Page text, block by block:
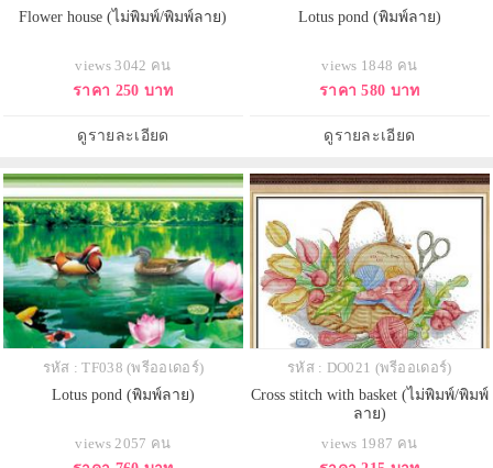
Flower house (ไม่พิมพ์/พิมพ์ลาย)
views 3042 คน
ราคา 250 บาท
ดูรายละเอียด
Lotus pond (พิมพ์ลาย)
views 1848 คน
ราคา 580 บาท
ดูรายละเอียด
รหัส : TF038 (พรีออเดอร์)
Lotus pond (พิมพ์ลาย)
views 2057 คน
รหัส : DO021 (พรีออเดอร์)
Cross stitch with basket (ไม่พิมพ์/พิมพ์
ลาย)
views 1987 คน